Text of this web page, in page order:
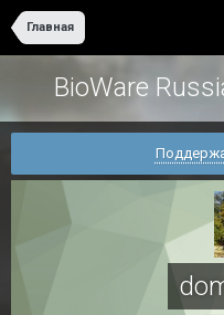
Главная
BioWare